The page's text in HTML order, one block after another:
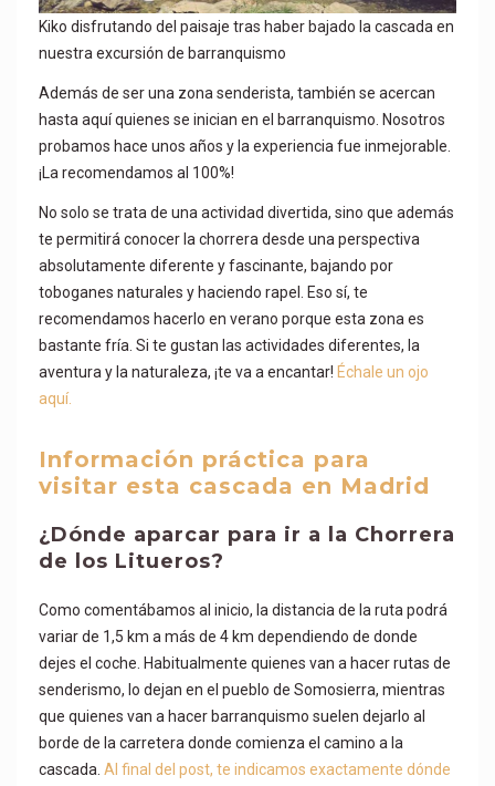
Kiko disfrutando del paisaje tras haber bajado la cascada en
nuestra excursión de barranquismo
Además de ser una zona senderista, también se acercan
hasta aquí quienes se inician en el barranquismo. Nosotros
probamos hace unos años y la experiencia fue inmejorable.
¡La recomendamos al 100%!
No solo se trata de una actividad divertida, sino que además
te permitirá conocer la chorrera desde una perspectiva
absolutamente diferente y fascinante, bajando por
toboganes naturales y haciendo rapel. Eso sí, te
recomendamos hacerlo en verano porque esta zona es
bastante fría. Si te gustan las actividades diferentes, la
aventura y la naturaleza, ¡te va a encantar! Échale un ojo
aquí.
Información práctica para
visitar esta cascada en Madrid
¿Dónde aparcar para ir a la Chorrera
de los Litueros?
Como comentábamos al inicio, la distancia de la ruta podrá
variar de 1,5 km a más de 4 km dependiendo de donde
dejes el coche. Habitualmente quienes van a hacer rutas de
senderismo, lo dejan en el pueblo de Somosierra, mientras
que quienes van a hacer barranquismo suelen dejarlo al
borde de la carretera donde comienza el camino a la
cascada. Al final del post, te indicamos exactamente dónde